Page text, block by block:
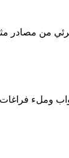
وملء